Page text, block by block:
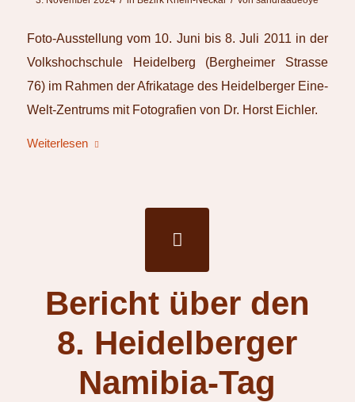
Foto-Ausstellung vom 10. Juni bis 8. Juli 2011 in der
Volkshochschule Heidelberg (Bergheimer Strasse
76) im Rahmen der Afrikatage des Heidelberger Eine-
Welt-Zentrums mit Fotografien von Dr. Horst Eichler.
Weiterlesen
Bericht über den
8. Heidelberger
Namibia-Tag